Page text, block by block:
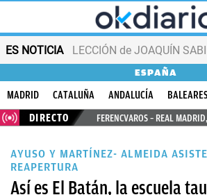
ES NOTICIA LECCIÓN de JOAQUÍN
ESPAÑA
MADRID CATALUÑA ANDALUCÍA BALEARES
DIRECTO
FERENCVAROS – REAL
AYUSO Y MARTÍNEZ- ALMEIDA
REAPERTURA
Así es El Batán, la escuela